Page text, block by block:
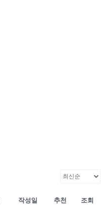
작성일 추천 조회